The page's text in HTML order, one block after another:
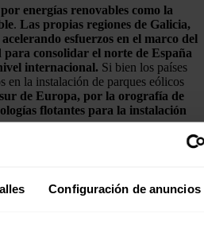
Configuración de anuncios
energías renovables como la
. Las propias regiones de Galicia,
esfuerzos en el marco del
consolidar el norte de España
internacional. Si bien los países
en la instalación de parques eólicos
de Europa, por la orografía de
flotantes para la instalación
flotante.